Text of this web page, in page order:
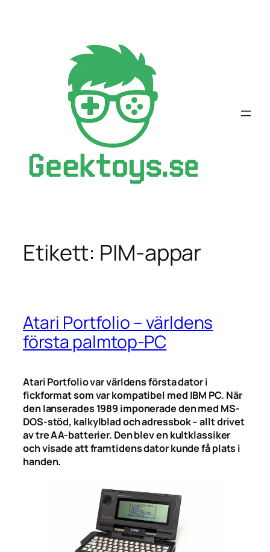
Etikett: PIM-appar
Atari Portfolio – världens
första palmtop-PC
Atari Portfolio var världens första dator i
fickformat som var kompatibel med IBM PC. När
den lanserades 1989 imponerade den med MS-
DOS-stöd, kalkylblad och adressbok – allt drivet
av tre AA-batterier. Den blev en kultklassiker
och visade att framtidens dator kunde få plats i
handen.